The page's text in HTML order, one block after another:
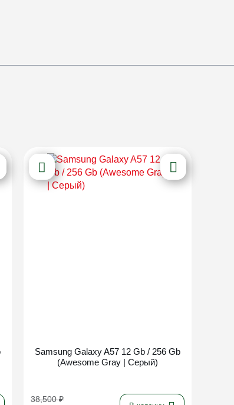
Samsung Galaxy A57 12 Gb / 256 Gb
(Awesome Gray | Серый)
38,500₽